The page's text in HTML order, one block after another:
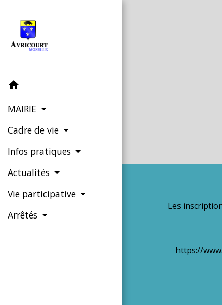
home
MAIRIE
Cadre de vie
Infos pratiques
Actualités
Vie participative
Arrêtés
Les
https://